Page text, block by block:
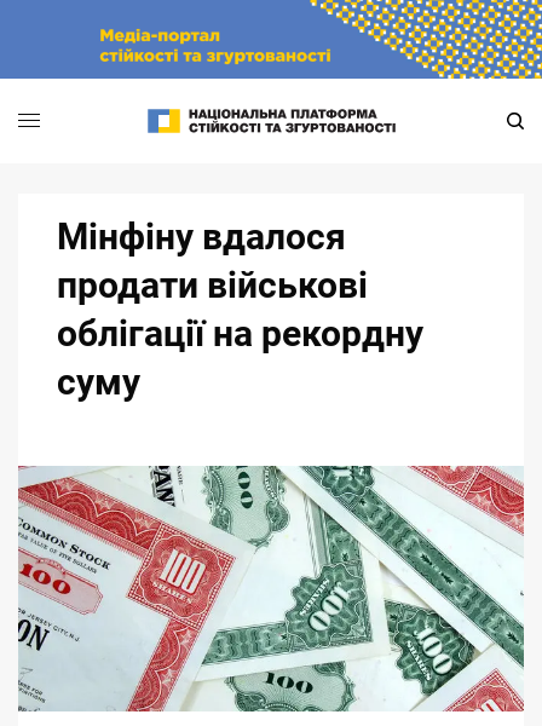
Мінфіну вдалося
продати військові
облігації на рекордну
суму